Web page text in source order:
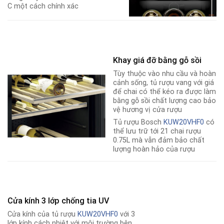
C một cách chính xác
Khay giá đỡ bằng gỗ sồi
Tùy thuộc vào nhu cầu và hoàn
cảnh sống, tủ rượu vang với giá
để chai có thể kéo ra được làm
bằng gỗ sồi chất lượng cao bảo
vệ hương vị cửa rượu
Tủ rượu Bosch KUW20VHF0 có
thể lưu trữ tới 21 chai rượu
0.75L mà vẫn đảm bảo chất
lượng hoàn hảo của rượu
Cửa kính 3 lớp chống tia UV
Cửa kính của tủ rượu KUW20VHF0 với 3